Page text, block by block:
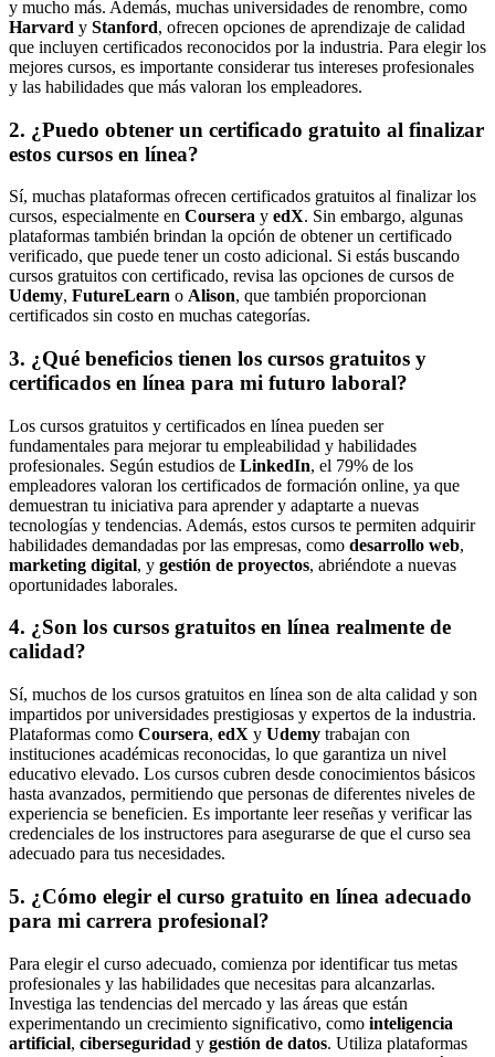
y mucho más. Además, muchas universidades de renombre, como
Harvard y Stanford, ofrecen opciones de aprendizaje de calidad
que incluyen certificados reconocidos por la industria. Para elegir los
mejores cursos, es importante considerar tus intereses profesionales
y las habilidades que más valoran los empleadores.
2. ¿Puedo obtener un certificado gratuito al finalizar
estos cursos en línea?
Sí, muchas plataformas ofrecen certificados gratuitos al finalizar los
cursos, especialmente en Coursera y edX. Sin embargo, algunas
plataformas también brindan la opción de obtener un certificado
verificado, que puede tener un costo adicional. Si estás buscando
cursos gratuitos con certificado, revisa las opciones de cursos de
Udemy, FutureLearn o Alison, que también proporcionan
certificados sin costo en muchas categorías.
3. ¿Qué beneficios tienen los cursos gratuitos y
certificados en línea para mi futuro laboral?
Los cursos gratuitos y certificados en línea pueden ser
fundamentales para mejorar tu empleabilidad y habilidades
profesionales. Según estudios de LinkedIn, el 79% de los
empleadores valoran los certificados de formación online, ya que
demuestran tu iniciativa para aprender y adaptarte a nuevas
tecnologías y tendencias. Además, estos cursos te permiten adquirir
habilidades demandadas por las empresas, como desarrollo web,
marketing digital, y gestión de proyectos, abriéndote a nuevas
oportunidades laborales.
4. ¿Son los cursos gratuitos en línea realmente de
calidad?
Sí, muchos de los cursos gratuitos en línea son de alta calidad y son
impartidos por universidades prestigiosas y expertos de la industria.
Plataformas como Coursera, edX y Udemy trabajan con
instituciones académicas reconocidas, lo que garantiza un nivel
educativo elevado. Los cursos cubren desde conocimientos básicos
hasta avanzados, permitiendo que personas de diferentes niveles de
experiencia se beneficien. Es importante leer reseñas y verificar las
credenciales de los instructores para asegurarse de que el curso sea
adecuado para tus necesidades.
5. ¿Cómo elegir el curso gratuito en línea adecuado
para mi carrera profesional?
Para elegir el curso adecuado, comienza por identificar tus metas
profesionales y las habilidades que necesitas para alcanzarlas.
Investiga las tendencias del mercado y las áreas que están
experimentando un crecimiento significativo, como inteligencia
artificial, ciberseguridad y gestión de datos. Utiliza plataformas